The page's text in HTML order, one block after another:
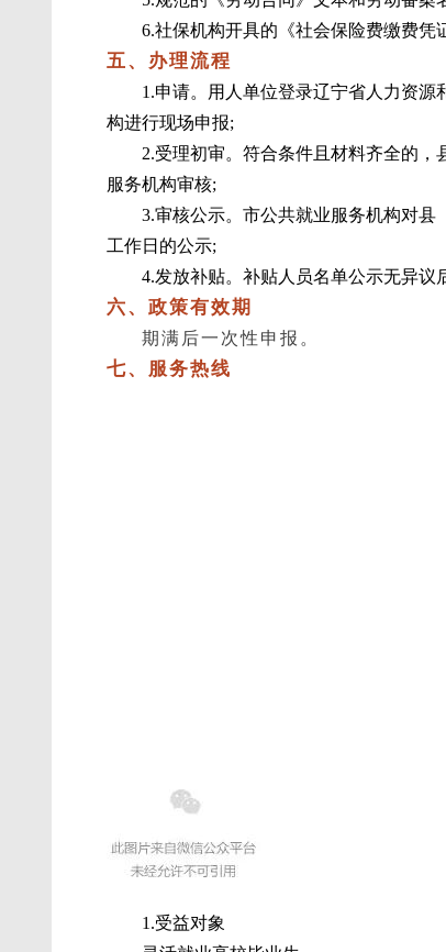
6.社保机构开具的《社会保险费缴费凭
五、办理流程
1.申请。用人单位登录辽宁省人力资源
构进行现场申报;
2.受理初审。符合条件且材料齐全的
服务机构审核;
3.审核公示。市公共就业服务机构对
工作日的公示;
4.发放补贴。补贴人员名单公示无异议
六、政策有效期
期满后一次性申报。
七、服务热线
1.受益对象